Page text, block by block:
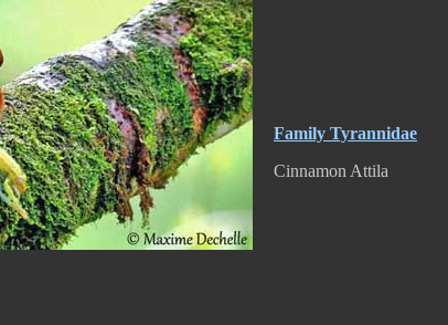
Family Tyrannidae
Cinnamon Attila